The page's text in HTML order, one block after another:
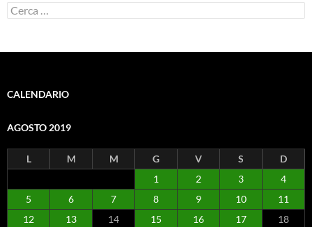
Ricerca
per:
CALENDARIO
AGOSTO 2019
L M M G V S
D
1
2 3
4
5
6 7 8 9 10
11
12
13 14 15 16 17
18